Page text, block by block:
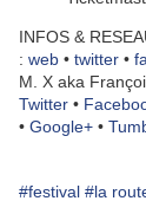
INFOS &
: web • twitter •
M. X aka
Twitter •
• Google+ •
#festival #la